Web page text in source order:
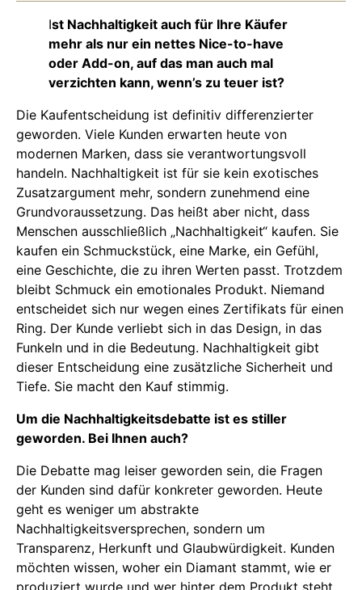
Ist Nachhaltigkeit auch für Ihre Käufer
mehr als nur ein nettes Nice-to-have
oder Add-on, auf das man auch mal
verzichten kann, wenn’s zu teuer ist?
Die Kaufentscheidung ist definitiv differenzierter
geworden. Viele Kunden erwarten heute von
modernen Marken, dass sie verantwortungsvoll
handeln. Nachhaltigkeit ist für sie kein exotisches
Zusatzargument mehr, sondern zunehmend eine
Grundvoraussetzung. Das heißt aber nicht, dass
Menschen ausschließlich „Nachhaltigkeit“ kaufen. Sie
kaufen ein Schmuckstück, eine Marke, ein Gefühl,
eine Geschichte, die zu ihren Werten passt. Trotzdem
bleibt Schmuck ein emotionales Produkt. Niemand
entscheidet sich nur wegen eines Zertifikats für einen
Ring. Der Kunde verliebt sich in das Design, in das
Funkeln und in die Bedeutung. Nachhaltigkeit gibt
dieser Entscheidung eine zusätzliche Sicherheit und
Tiefe. Sie macht den Kauf stimmig.
Um die Nachhaltigkeitsdebatte ist es stiller
geworden. Bei Ihnen auch?
Die Debatte mag leiser geworden sein, die Fragen
der Kunden sind dafür konkreter geworden. Heute
geht es weniger um abstrakte
Nachhaltigkeitsversprechen, sondern um
Transparenz, Herkunft und Glaubwürdigkeit. Kunden
möchten wissen, woher ein Diamant stammt, wie er